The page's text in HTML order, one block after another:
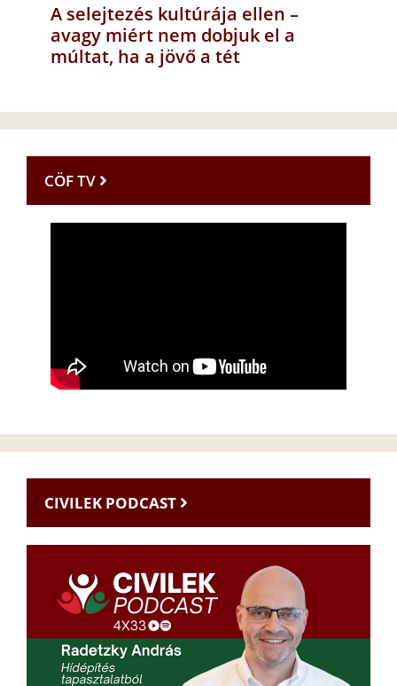
A selejtezés kultúrája ellen –
avagy miért nem dobjuk el a
múltat, ha a jövő a tét
CÖF TV
CIVILEK PODCAST